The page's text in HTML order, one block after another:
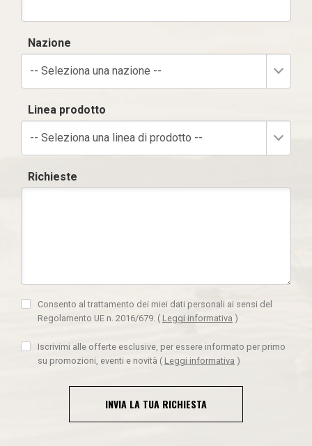
Nazione
-- Seleziona una nazione --
Linea prodotto
-- Seleziona una linea di prodotto --
Richieste
Consento al trattamento dei miei dati personali ai sensi del
Regolamento UE n. 2016/679. ( Leggi informativa )
Iscrivimi alle offerte esclusive, per essere informato per primo
su promozioni, eventi e novità ( Leggi informativa )
INVIA LA TUA RICHIESTA